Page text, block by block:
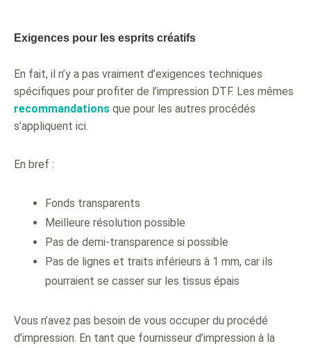
Exigences pour les esprits créatifs
En fait, il n’y a pas vraiment d’exigences techniques
spécifiques pour profiter de l’impression DTF. Les mêmes
recommandations que pour les autres procédés
s’appliquent ici.
En bref :
Fonds transparents
Meilleure résolution possible
Pas de demi-transparence si possible
Pas de lignes et traits inférieurs à 1 mm, car ils
pourraient se casser sur les tissus épais
Vous n’avez pas besoin de vous occuper du procédé
d’impression. En tant que fournisseur d’impression à la